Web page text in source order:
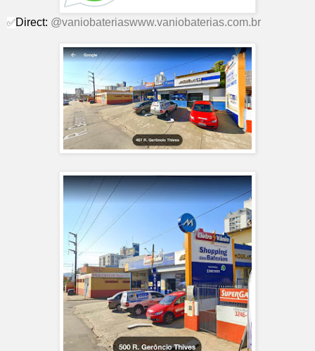
✅Direct: @vaniobateriaswww.vaniobaterias.com.br